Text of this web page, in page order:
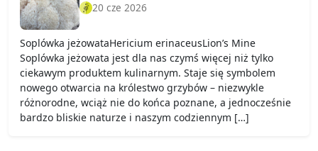
20 cze 2026
Soplówka jeżowataHericium erinaceusLion’s Mine
Soplówka jeżowata jest dla nas czymś więcej niż tylko
ciekawym produktem kulinarnym. Staje się symbolem
nowego otwarcia na królestwo grzybów – niezwykle
różnorodne, wciąż nie do końca poznane, a jednocześnie
bardzo bliskie naturze i naszym codziennym […]